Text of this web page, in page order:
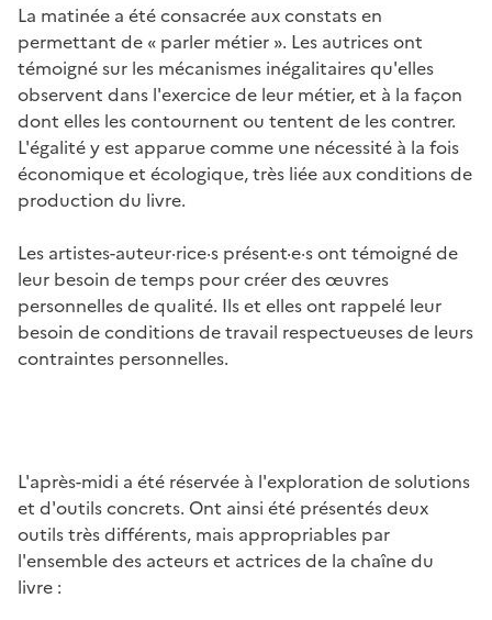
La matinée a été consacrée aux constats en
permettant de « parler métier ». Les autrices ont
témoigné sur les mécanismes inégalitaires qu'elles
observent dans l'exercice de leur métier, et à la façon
dont elles les contournent ou tentent de les contrer.
L'égalité y est apparue comme une nécessité à la fois
économique et écologique, très liée aux conditions de
production du livre.
Les artistes-auteur·rice·s présent·e·s ont témoigné de
leur besoin de temps pour créer des œuvres
personnelles de qualité. Ils et elles ont rappelé leur
besoin de conditions de travail respectueuses de leurs
contraintes personnelles.
L'après-midi a été réservée à l'exploration de solutions
et d'outils concrets. Ont ainsi été présentés deux
outils très différents, mais appropriables par
l'ensemble des acteurs et actrices de la chaîne du
livre :